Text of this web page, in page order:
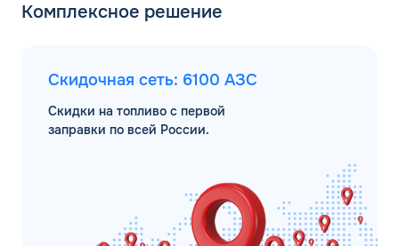
Комплексное решение
Скидочная сеть: 6100 АЗС
Скидки на топливо с первой
заправки по всей России.